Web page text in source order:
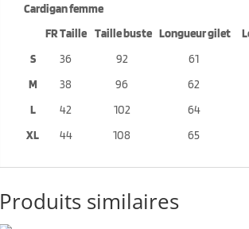
Cardigan femme
FR Taille Taille buste Longueur gilet
S
36 92 61
M
38 96 62
L
42 102 64
XL
44 108 65
Produits similaires